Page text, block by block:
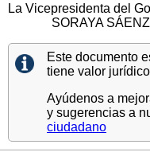
La Vicepresidenta del
SORAYA
Este documento
tiene valor
Ayúdenos a
y sugerencias a
ciudadano